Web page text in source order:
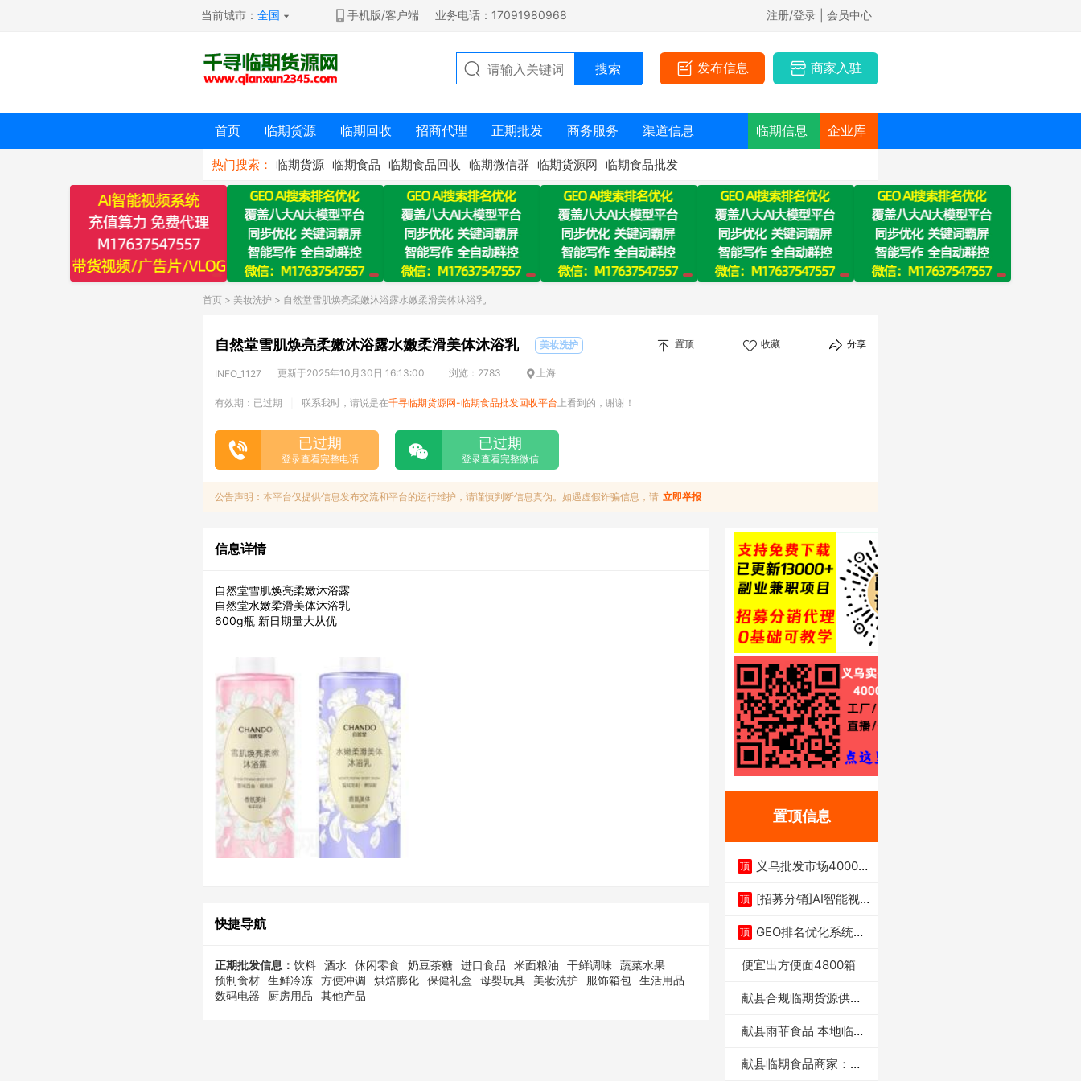
当前城市：全国 手机版/客户端 业务电话：17091980968 注册/登录 | 会员中心
发布信息 商家入驻
首页 临期货源 临期回收 招商代理 正期批发 商务服务 渠道信息 临期信息 企业库
热门搜索： 临期货源 临期食品 临期食品回收 临期微信群 临期货源网 临期食品批发
首页 > 美妆洗护 > 自然堂雪肌焕亮柔嫩沐浴露水嫩柔滑美体沐浴乳
自然堂雪肌焕亮柔嫩沐浴露水嫩柔滑美体沐浴乳 美妆洗护 置顶 收藏 分享
INFO_1127 更新于2025年10月30日 16:13:00 浏览：2783 上海
有效期：已过期 联系我时，请说是在千寻临期货源网-临期食品批发回收平台 上看到的，谢谢！
已过期
登录查看完整电话
已过期
登录查看完整微信
公告声明：本平台仅提供信息发布交流和平台的运行维护，请谨慎判断信息真伪。如遇虚假诈骗信息，请 立即举报
信息详情
自然堂雪肌焕亮柔嫩沐浴露
自然堂水嫩柔滑美体沐浴乳
600g瓶 新日期量大从优
快捷导航
正期批发信息： 饮料 酒水 休闲零食 奶豆茶糖 进口食品 米面粮油 干鲜调味 蔬菜水果
预制食材 生鲜冷冻 方便冲调 烘焙膨化 保健礼盒 母婴玩具 美妆洗护 服饰箱包 生活用品
数码电器
厨房用品 其他产品
置顶信息
顶
义乌批发市场4000多
顶 [招募分销]AI智能视
顶 GEO排名优化系统+A
便宜出方便面4800箱
献县合规临期货源供货
献县雨菲食品 本地临期
献县临期食品商家：献